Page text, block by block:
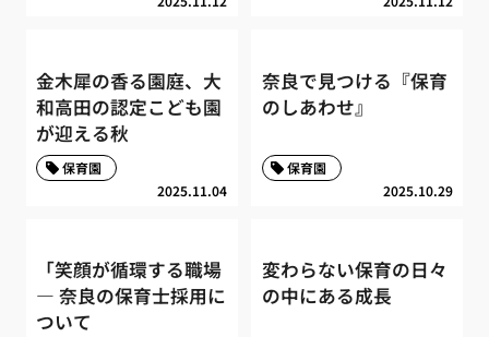
金木犀の香る園庭、大
和高田の認定こども園
が迎える秋
2025.11.04
保育園
奈良で見つける『保育
のしあわせ』
2025.10.29
保育園
「笑顔が循環する職場
― 奈良の保育士採用に
ついて
変わらない保育の日々
の中にある成長